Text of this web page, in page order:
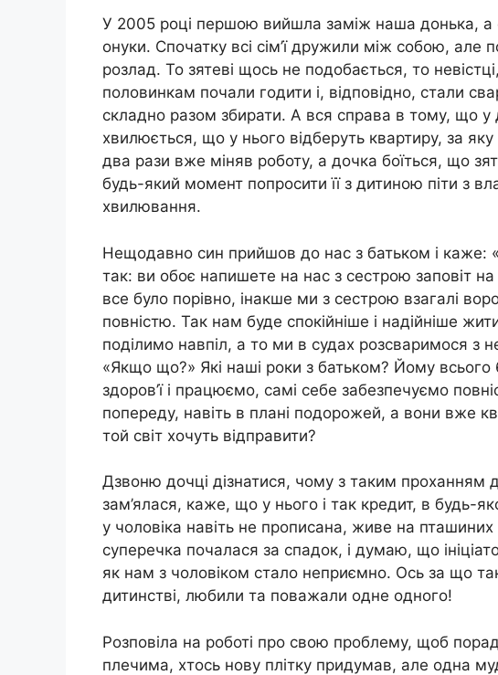
У 2005 році першою вийшла заміж наша донька, а
онуки. Спочатку всі сім’ї дружили між собою, але
розлад. То зятеві щось не подобається, то
половинкам почали годити і, відповідно, стали
складно разом збирати. А вся справа в тому, що у
хвилюється, що у нього відберуть квартиру, за
два рази вже міняв роботу, а дочка боїться, що
будь-який момент попросити її з дитиною піти з
хвилювання.
Нещодавно син прийшов до нас з батьком і каже:
так: ви обоє напишете на нас з сестрою заповіт
все було порівно, інакше ми з сестрою взагалі
повністю. Так нам буде спокійніше і надійніше
поділимо навпіл, а то ми в судах розсваримося з
«Якщо що?» Які наші роки з батьком? Йому
здоров’ї і працюємо, самі себе забезпечуємо
попереду, навіть в плані подорожей, а вони вже
той світ хочуть відправити?
Дзвоню дочці дізнатися, чому з таким проханням
зам’ялася, каже, що у нього і так кредит, в будь-
у чоловіка навіть не прописана, живе на
суперечка почалася за спадок, і думаю, що
як нам з чоловіком стало неприємно. Ось за що
дитинстві, любили та поважали одне одного!
Розповіла на роботі про свою проблему, щоб
плечима, хтось нову плітку придумав, але одна